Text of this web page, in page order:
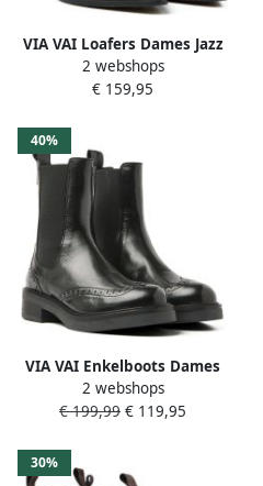
VIA VAI Loafers Dames Jazz
Emily Maat: 39 5 Materiaal:
Suède Kleur: Bruin
2 webshops
€ 159,95
40%
VIA VAI Enkelboots Dames
Lucia Gina Maat: 37
Materiaal: Leer Kleur: Zwart
2 webshops
€ 199,99 € 119,95
30%